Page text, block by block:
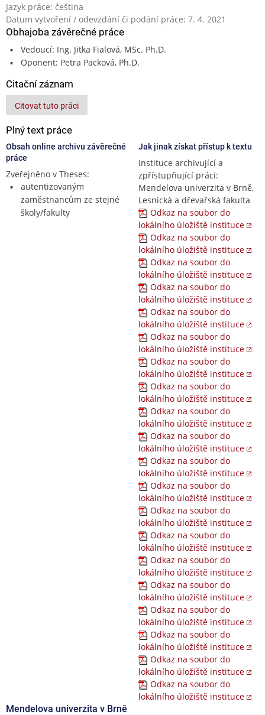
Jazyk práce: čeština
Datum vytvoření / odevzdání či podání práce: 7. 4. 2021
Obhajoba závěrečné práce
Vedoucí: Ing. Jitka Fialová, MSc. Ph.D.
Oponent: Petra Packová, Ph.D.
Citační záznam
Citovat tuto práci
Plný text práce
Obsah online archivu závěrečné
práce
Zveřejněno v Theses:
autentizovaným
zaměstnancům ze stejné
školy/fakulty
Jak jinak získat přístup k textu
Instituce archivující a
zpřístupňující práci:
Mendelova univerzita v Brně,
Lesnická a dřevařská fakulta
Odkaz na soubor do
lokálního úložiště instituce
Odkaz na soubor do
lokálního úložiště instituce
Odkaz na soubor do
lokálního úložiště instituce
Odkaz na soubor do
lokálního úložiště instituce
Odkaz na soubor do
lokálního úložiště instituce
Odkaz na soubor do
lokálního úložiště instituce
Odkaz na soubor do
lokálního úložiště instituce
Odkaz na soubor do
lokálního úložiště instituce
Odkaz na soubor do
lokálního úložiště instituce
Odkaz na soubor do
lokálního úložiště instituce
Odkaz na soubor do
lokálního úložiště instituce
Odkaz na soubor do
lokálního úložiště instituce
Odkaz na soubor do
lokálního úložiště instituce
Odkaz na soubor do
lokálního úložiště instituce
Odkaz na soubor do
lokálního úložiště instituce
Odkaz na soubor do
lokálního úložiště instituce
Odkaz na soubor do
lokálního úložiště instituce
Odkaz na soubor do
lokálního úložiště instituce
Odkaz na soubor do
lokálního úložiště instituce
Odkaz na soubor do
lokálního úložiště instituce
Mendelova univerzita v Brně